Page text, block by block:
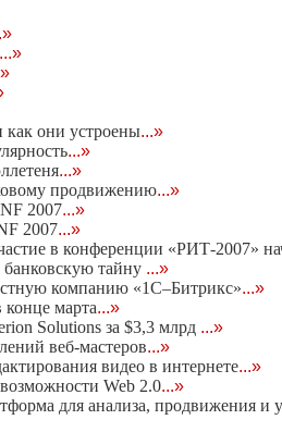
...»
как они устроены...»
...»
...»
продвижению...»
2007...»
2007...»
в конференции «РИТ-2007»
тайну ...»
компанию «1С–Битрикс»...»
марта...»
Solutions за $3,3 млрд ...»
веб-мастеров...»
видео в интернете...»
Web 2.0...»
для анализа, продвижения и